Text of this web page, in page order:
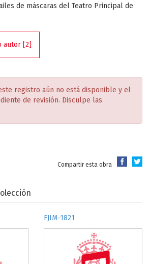
de máscaras del Teatro Principal de
autor [2]
registro aún no está disponible y el
de revisión. Disculpe las
Compartir esta obra
FJIM-1821